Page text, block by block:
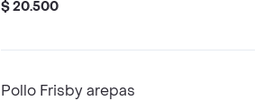
$ 20.500
Pollo Frisby arepas